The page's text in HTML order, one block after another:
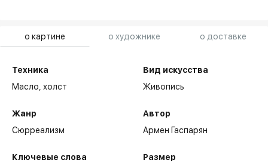
о картине о художнике о доставке
Техника
Масло,холст
Жанр
Сюрреализм
Ключевые слова
Вид искусства
Живопись
Автор
Армен Гаспарян
Размер